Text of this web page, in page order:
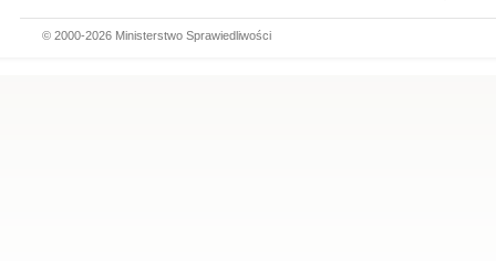
© 2000-2026 Ministerstwo Sprawiedliwości